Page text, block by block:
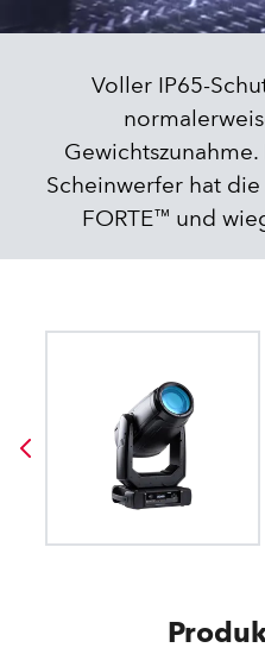
Voller IP65-
Scheinwerfer hat
FORTE™ und